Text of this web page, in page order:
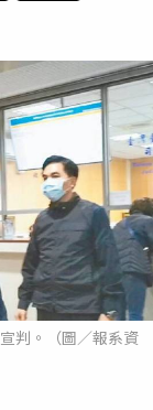
判。（圖／報系資